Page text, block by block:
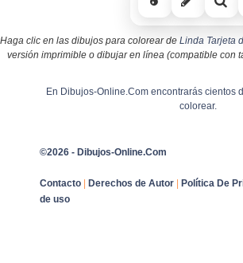
Haga clic en las dibujos para colorear de Linda Tarjeta
versión imprimible o dibujar en línea (compatible con
En Dibujos-Online.Com encontrarás cientos
colorear.
©2026 - Dibujos-Online.Com
Contacto Derechos de Autor Política De
de uso